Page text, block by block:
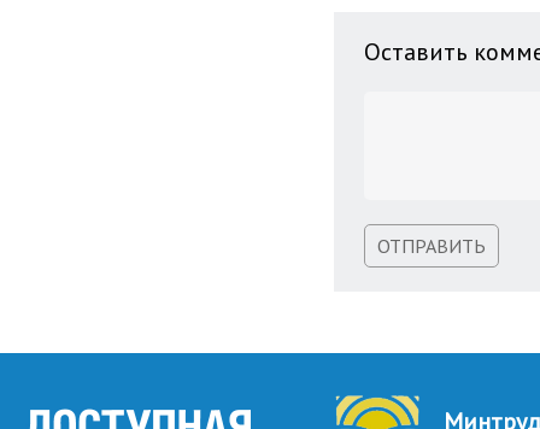
Оставить
ОТПРАВИТЬ
Минтруд